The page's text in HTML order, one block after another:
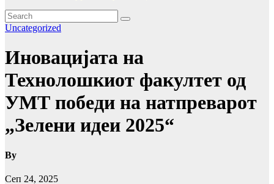
Uncategorized
Иновацијата на
Технолошкиот факултет од
УMТ победи на натпреварот
„Зелени идеи 2025“
By
Сеп 24, 2025